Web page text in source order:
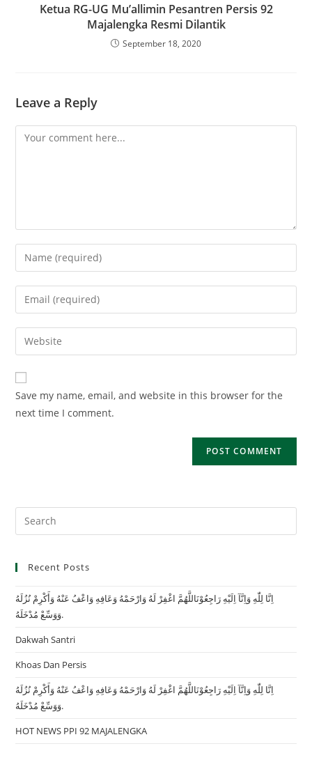
Ketua RG-UG Mu’allimin Pesantren Persis 92
Majalengka Resmi Dilantik
September 18, 2020
Leave a Reply
Comment
Enter
your
name
comment
Enter
your
email
address
comment
Enter
your
website
URL
(optional)
Save my name, email, and website in this browser for the
next time I comment.
Recent Posts
اِنَّا لِلّٰهِ وَاِنَّآ اِلَيْهِ رَاجِعُوْنَاللَّهُمَّ اغْفِرْ لَهُ وَارْحَمْهُ وَعَافِهِ وَاعْفُ عَنْهُ وَأَكْرِمْ نُزُلَهُ
وَوَسِّعْ مُدْخَلَهُ.
Dakwah Santri
Khoas Dan Persis
اِنَّا لِلّٰهِ وَاِنَّآ اِلَيْهِ رَاجِعُوْنَاللَّهُمَّ اغْفِرْ لَهُ وَارْحَمْهُ وَعَافِهِ وَاعْفُ عَنْهُ وَأَكْرِمْ نُزُلَهُ
وَوَسِّعْ مُدْخَلَهُ.
HOT NEWS PPI 92 MAJALENGKA